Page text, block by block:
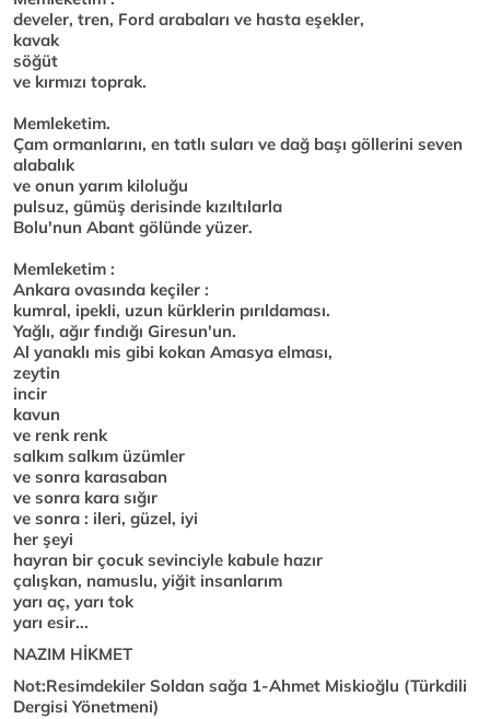
develer, tren, Ford arabaları ve hasta eşekler,
kavak
söğüt
ve kırmızı toprak.
Memleketim.
Çam ormanlarını, en tatlı suları ve dağ başı göllerini seven
alabalık
ve onun yarım kiloluğu
pulsuz, gümüş derisinde kızıltılarla
Bolu'nun Abant gölünde yüzer.
Memleketim :
Ankara ovasında keçiler :
kumral, ipekli, uzun kürklerin pırıldaması.
Yağlı, ağır fındığı Giresun'un.
Al yanaklı mis gibi kokan Amasya elması,
zeytin
incir
kavun
ve renk renk
salkım salkım üzümler
ve sonra karasaban
ve sonra kara sığır
ve sonra : ileri, güzel, iyi
her şeyi
hayran bir çocuk sevinciyle kabule hazır
çalışkan, namuslu, yiğit insanlarım
yarı aç, yarı tok
yarı esir...
NAZIM HİKMET
Not:Resimdekiler Soldan sağa 1-Ahmet Miskioğlu (Türkdili
Dergisi Yönetmeni)